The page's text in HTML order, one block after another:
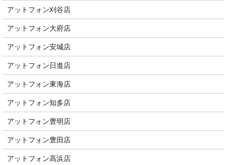
アットフォン刈谷店
アットフォン大府店
アットフォン安城店
アットフォン日進店
アットフォン東海店
アットフォン知多店
アットフォン豊明店
アットフォン豊田店
アットフォン高浜店